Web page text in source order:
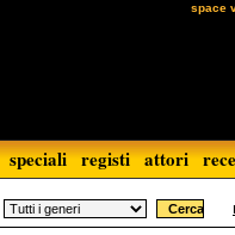
space
speciali registi attori